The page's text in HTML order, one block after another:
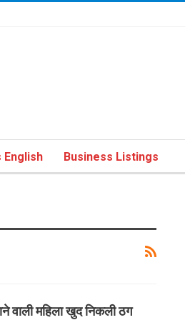
English Business Listings
वाली महिला खुद निकली ठग